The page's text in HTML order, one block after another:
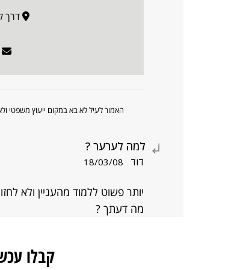
דרך
האמור לעיל לא בא במקום ייעוץ
למה לערער ?
דוד 18/03/08
יותר פשוט ללמוד מהעניין ולא
מה דעתך ?
קבלו